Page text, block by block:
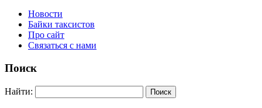
Новости
Байки таксистов
Про сайт
Связаться с нами
Поиск
Найти: